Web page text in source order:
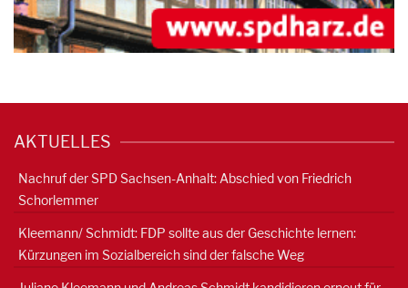
AKTUELLES
Nachruf der SPD Sachsen-Anhalt: Abschied von Friedrich
Schorlemmer
Kleemann/ Schmidt: FDP sollte aus der Geschichte lernen:
Kürzungen im Sozialbereich sind der falsche Weg